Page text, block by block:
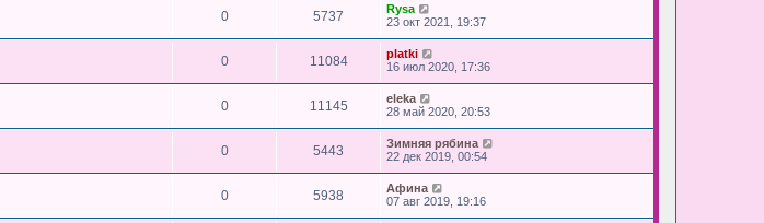
0 5737
Rysa
23 окт 2021, 19:37
0 11084
platki
16 июл 2020, 17:36
0 11145
eleka
28 май 2020, 20:53
0 5443
Зимняя рябина
22 дек 2019, 00:54
0 5938
Афина
07 авг 2019, 19:16